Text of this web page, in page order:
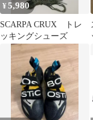
¥5,980
SCARPA CRUX トレ
ッキングシューズ